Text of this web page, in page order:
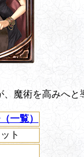
魔術を高みへと
一覧）
ト